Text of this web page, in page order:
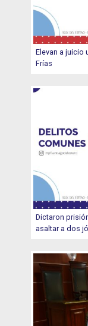
Elevan a juicio
Frías
Dictaron
asaltar a dos